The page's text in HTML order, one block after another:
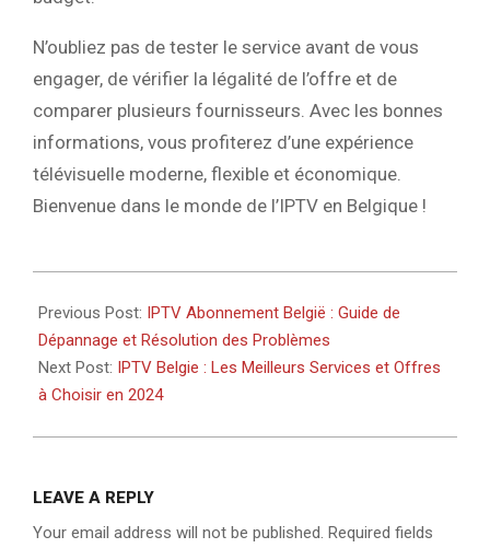
N’oubliez pas de tester le service avant de vous
engager, de vérifier la légalité de l’offre et de
comparer plusieurs fournisseurs. Avec les bonnes
informations, vous profiterez d’une expérience
télévisuelle moderne, flexible et économique.
Bienvenue dans le monde de l’IPTV en Belgique !
05-
20
Previous Post:
IPTV Abonnement België : Guide de
Dépannage et Résolution des Problèmes
Next Post:
IPTV Belgie : Les Meilleurs Services et Offres
à Choisir en 2024
LEAVE A REPLY
Your email address will not be published. Required fields